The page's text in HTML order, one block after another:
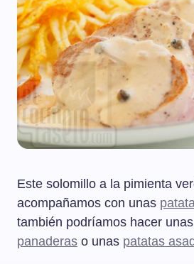
Este solomillo a la pimienta
acompañamos con unas
también podríamos hacer unas
panaderas o unas patatas